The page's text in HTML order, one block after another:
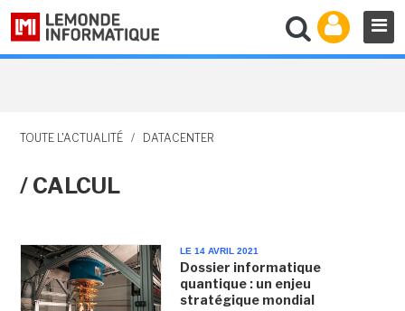
TOUTE L'ACTUALITÉ / DATACENTER
/ CALCUL
LE 14 AVRIL 2021
Dossier informatique
quantique : un enjeu
stratégique mondial